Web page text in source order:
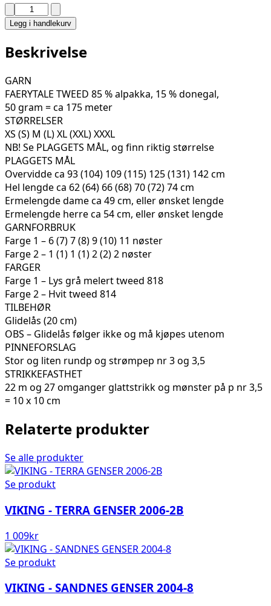
CORTINA
HALV-
ZIP
GENSER
139-
08
antall
Legg i handlekurv
Beskrivelse
GARN
FAERYTALE TWEED 85 % alpakka, 15 % donegal,
50 gram = ca 175 meter
STØRRELSER
XS (S) M (L) XL (XXL) XXXL
NB! Se PLAGGETS MÅL, og finn riktig størrelse
PLAGGETS MÅL
Overvidde ca 93 (104) 109 (115) 125 (131) 142 cm
Hel lengde ca 62 (64) 66 (68) 70 (72) 74 cm
Ermelengde dame ca 49 cm, eller ønsket lengde
Ermelengde herre ca 54 cm, eller ønsket lengde
GARNFORBRUK
Farge 1 – 6 (7) 7 (8) 9 (10) 11 nøster
Farge 2 – 1 (1) 1 (1) 2 (2) 2 nøster
FARGER
Farge 1 – Lys grå melert tweed 818
Farge 2 – Hvit tweed 814
TILBEHØR
Glidelås (20 cm)
OBS – Glidelås følger ikke og må kjøpes utenom
PINNEFORSLAG
Stor og liten rundp og strømpep nr 3 og 3,5
STRIKKEFASTHET
22 m og 27 omganger glattstrikk og mønster på p nr 3,5
= 10 x 10 cm
Relaterte produkter
Se alle produkter
Se produkt
VIKING - TERRA GENSER 2006-2B
1 009kr
Se produkt
VIKING - SANDNES GENSER 2004-8